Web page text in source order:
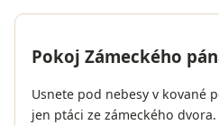
Pokoj Zámeckého
Usnete pod nebesy v kované
jen ptáci ze zámeckého